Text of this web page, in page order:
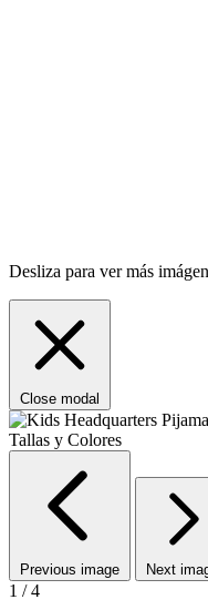
Desliza para ver más
Close modal
Previous image Next
1 / 4